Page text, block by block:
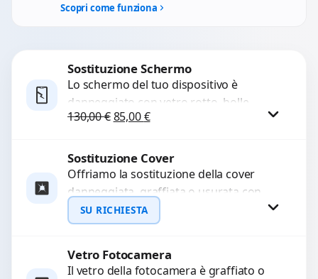
Scopri come funziona
Sostituzione Schermo
Lo schermo del tuo dispositivo è
danneggiato con vetro rotto, bolle,
macchie, schermo nero o pixel morti?
130,00€Il prezzo originale era: 130,00 €.
85,00€Il prezzo attuale è: 85,00 €.
Procedi
Sostituzione Cover
Offriamo la sostituzione della cover
danneggiata, graffiata o usurata con
ricambi di alta qualità e garantiti.
Ripristiniamo l’aspetto estetico e...
SU RICHIESTA
Richiedi Preventivo
Vetro Fotocamera
Il vetro della fotocamera è graffiato o